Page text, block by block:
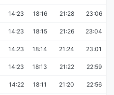
14:23 18:16 21:28 23:06
14:23 18:15 21:26 23:04
14:23 18:14 21:24 23:01
14:23 18:13 21:22 22:59
14:22 18:11 21:20 22:56